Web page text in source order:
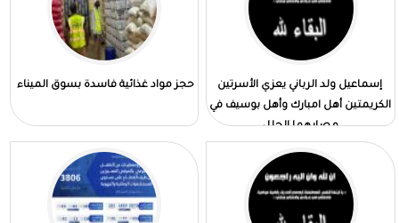
إسماعيل ولد الرباني يعزي الأسرتين
الكريمتين أهل امبارك وأهل بوسيف في
مصابهما الجلل
حجز مواد غذائية فاسدة بسوق الميناء